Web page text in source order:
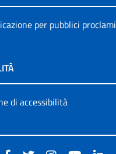
per pubblici proclami
di accessibilità